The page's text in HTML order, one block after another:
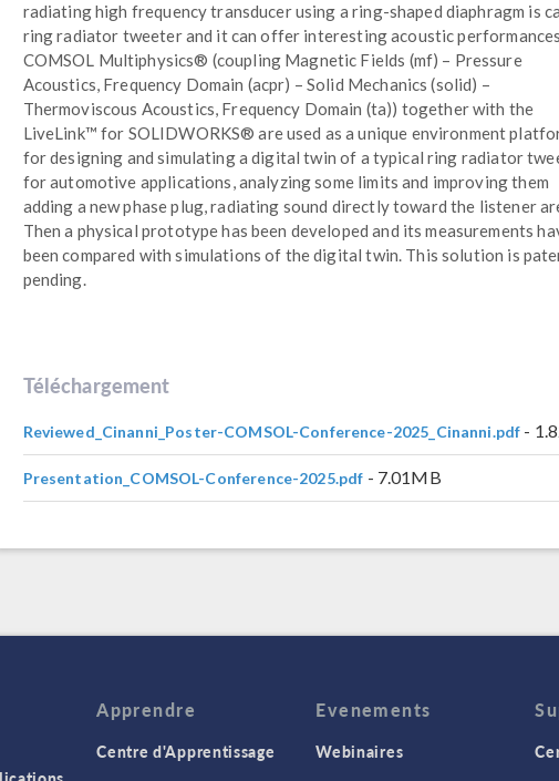
radiating high frequency transducer using a ring-shaped diaphragm is
ring radiator tweeter and it can offer interesting acoustic
COMSOL Multiphysics® (coupling Magnetic Fields (mf) – Pressure
Acoustics, Frequency Domain (acpr) – Solid Mechanics (solid) –
Thermoviscous Acoustics, Frequency Domain (ta)) together with the
LiveLink™ for SOLIDWORKS® are used as a unique environment
for designing and simulating a digital twin of a typical ring radiator
for automotive applications, analyzing some limits and improving them
adding a new phase plug, radiating sound directly toward the listener
Then a physical prototype has been developed and its measurements
been compared with simulations of the digital twin. This solution is
pending.
Téléchargement
Reviewed_Cinanni_Poster-COMSOL-Conference-2025_Cinanni.pdf -
Presentation_COMSOL-Conference-2025.pdf - 7.01MB
Apprendre
Centre d'Apprentissage
Evenements
Webinaires